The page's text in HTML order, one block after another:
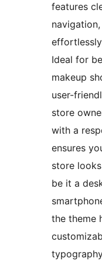
features
Ideal for
makeup
user-
store
with a
ensures
store
be it a
the theme